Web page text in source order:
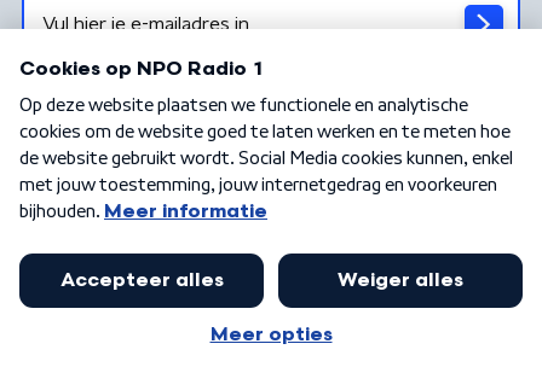
Algemene voorwaarden